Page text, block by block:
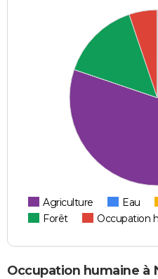
Agriculture Eau
Forêt
Occupation
Occupation humaine à